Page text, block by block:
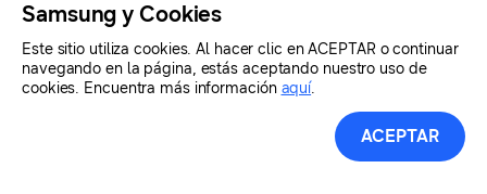
Samsung y Cookies
Este sitio utiliza cookies. Al hacer clic en ACEPTAR o continuar
navegando en la página, estás aceptando nuestro uso de
cookies. Encuentra más información aquí.
ACEPTAR